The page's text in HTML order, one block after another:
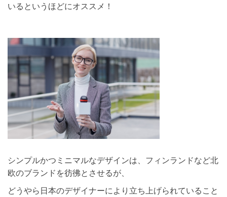
いるというほどにオススメ！
シンプルかつミニマルなデザインは、フィンランドなど北
欧のブランドを彷彿とさせるが、
どうやら日本のデザイナーにより立ち上げられていること